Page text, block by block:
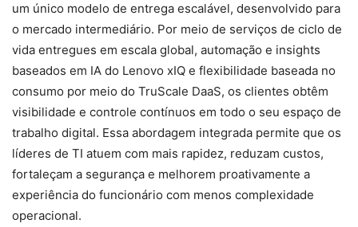
um único modelo de entrega escalável, desenvolvido para
o mercado intermediário. Por meio de serviços de ciclo de
vida entregues em escala global, automação e insights
baseados em IA do Lenovo xIQ e flexibilidade baseada no
consumo por meio do TruScale DaaS, os clientes obtêm
visibilidade e controle contínuos em todo o seu espaço de
trabalho digital. Essa abordagem integrada permite que os
líderes de TI atuem com mais rapidez, reduzam custos,
fortaleçam a segurança e melhorem proativamente a
experiência do funcionário com menos complexidade
operacional.